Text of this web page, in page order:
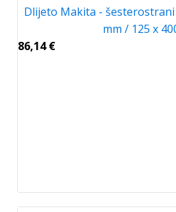
Dlijeto Makita -
mm / 125 x
86,14€